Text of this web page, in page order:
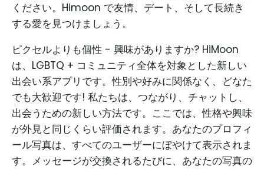
ください。Himoon で友情、デート、そして長続き
する愛を見つけましょう。
ピクセルよりも個性 - 興味がありますか? HiMoon
は、LGBTQ + コミュニティ全体を対象とした新しい
出会い系アプリです。性別や好みに関係なく、どなた
でも大歓迎です! 私たちは、つながり、チャットし、
出会うための新しい方法です。ここでは、性格や興味
が外見と同じくらい評価されます。あなたのプロフィ
ール写真は、すべてのユーザーにぼやけて表示されま
す。メッセージが交換されるたびに、あなたの写真の